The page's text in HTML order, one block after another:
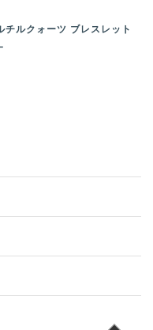
ルクォーツ ブレスレット